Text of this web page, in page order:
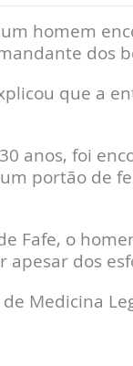
homem
dos
que a
anos, foi
portão de
Fafe, o
dos
Medicina